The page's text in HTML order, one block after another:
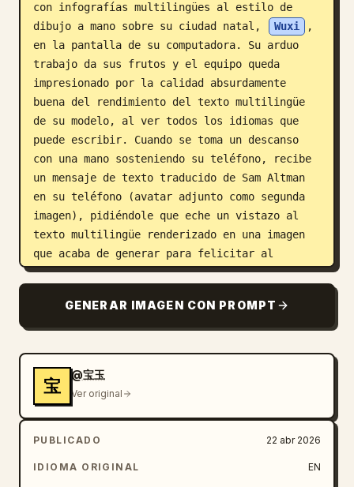
con infografías multilingües al estilo de
dibujo a mano sobre su ciudad natal,
Wuxi
,
en la pantalla de su computadora. Su arduo
trabajo da sus frutos y el equipo queda
impresionado por la calidad absurdamente
buena del rendimiento del texto multilingüe
de su modelo, al ver todos los idiomas que
puede escribir. Cuando se toma un descanso
con una mano sosteniendo su teléfono, recibe
un mensaje de texto traducido de Sam Altman
en su teléfono (avatar adjunto como segunda
imagen), pidiéndole que eche un vistazo al
texto multilingüe renderizado en una imagen
que acaba de generar para felicitar al
equipo, ya que Sam solo sabe inglés. Sin
se enfurezca (estilo manga típico) al final
al ver que la imagen generada por Sam
ubicación central de una imagen por lo demás
perfectamente renderizada que se usa para
felicitar al equipo, porque esta frase se ha
convertido en un meme como una oración en
chino poco natural pero divertida que a GPT
le gusta usar en el internet chino. Boyuan
GENERAR IMAGEN CON PROMPT
宝
@宝玉
Ver original
PUBLICADO 22 abr 2026
IDIOMA ORIGINAL EN